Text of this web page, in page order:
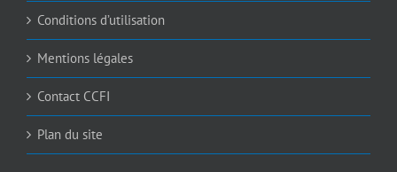
Conditions d’utilisation
Mentions légales
Contact CCFI
Plan du site